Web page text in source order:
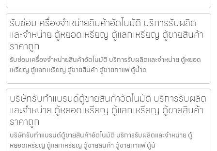
รับซ่อมเครื่องจำหน่ายสินค้า​อัตโนมัติ บริการรับผลิต
และจำหน่าย ตู้หยอดเหรียญ ตู้แลกเหรียญ ตู้ขายสินค้า
ราคาถูก
รับซ่อมเครื่องจำหน่ายสินค้า​อัตโนมัติ บริการรับผลิตและจำหน่าย ตู้หยอด
เหรียญ ตู้แลกเหรียญ ตู้ขายสินค้า ตู้ขายกาแฟ ตู้น้ำด
บริษัทรับทำแบรนด์ตู้ขายสินค้า​อัตโนมัติ บริการรับผลิต
และจำหน่าย ตู้หยอดเหรียญ ตู้แลกเหรียญ ตู้ขายสินค้า
ราคาถูก
บริษัทรับทำแบรนด์ตู้ขายสินค้า​อัตโนมัติ บริการรับผลิตและจำหน่าย ตู้
หยอดเหรียญ ตู้แลกเหรียญ ตู้ขายสินค้า ตู้ขายกาแฟ ตู้น้